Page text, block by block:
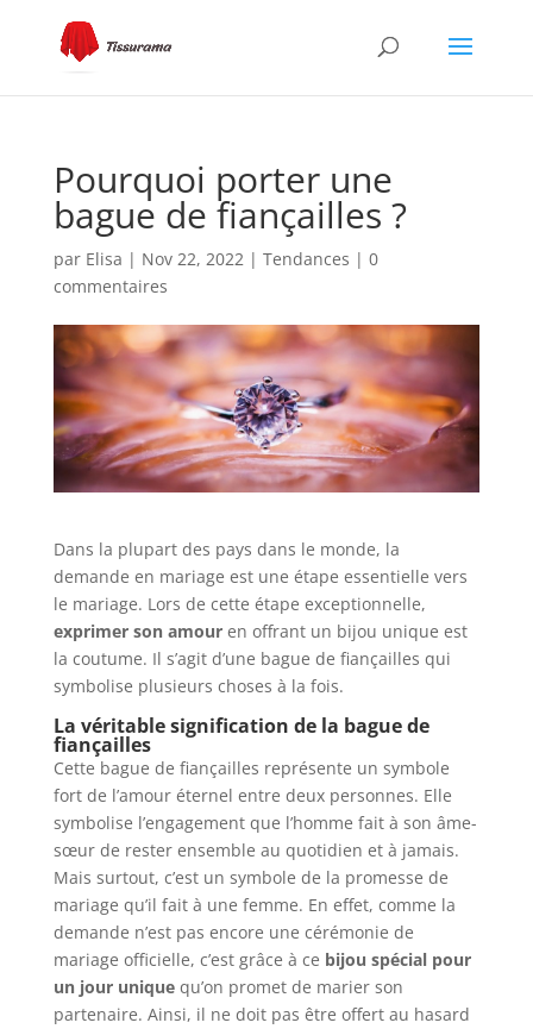
Pourquoi porter une
bague de fiançailles ?
par Elisa | Nov 22, 2022| Tendances | 0
commentaires
Dans la plupart des pays dans le monde, la
demande en mariage est une étape essentielle vers
le mariage. Lors de cette étape exceptionnelle,
exprimer son amour en offrant un bijou unique est
la coutume. Il s’agit d’une bague de fiançailles qui
symbolise plusieurs choses à la fois.
La véritable signification de la bague de
fiançailles
Cette bague de fiançailles représente un symbole
fort de l’amour éternel entre deux personnes. Elle
symbolise l’engagement que l’homme fait à son âme-
sœur de rester ensemble au quotidien et à jamais.
Mais surtout, c’est un symbole de la promesse de
mariage qu’il fait à une femme. En effet, comme la
demande n’est pas encore une cérémonie de
mariage officielle, c’est grâce à ce bijou spécial pour
un jour unique qu’on promet de marier son
partenaire. Ainsi, il ne doit pas être offert au hasard